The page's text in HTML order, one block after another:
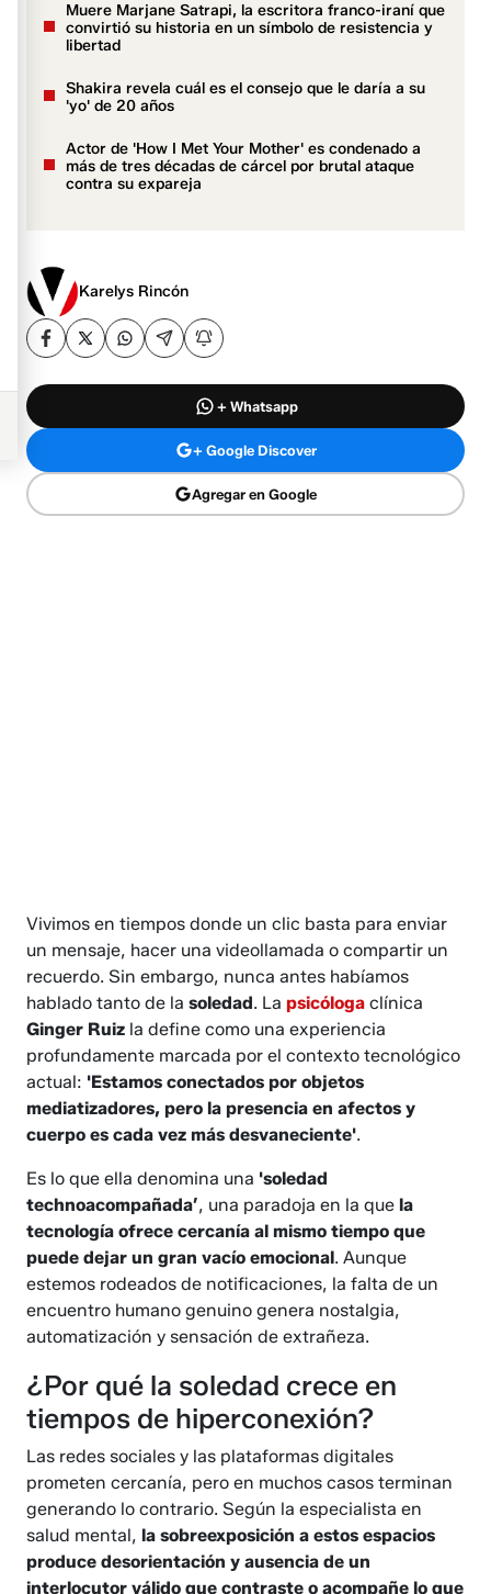
Muere Marjane Satrapi, la escritora franco-iraní que
convirtió su historia en un símbolo de resistencia y
libertad
Shakira revela cuál es el consejo que le daría a su
'yo' de 20 años
Actor de 'How I Met Your Mother' es condenado a
más de tres décadas de cárcel por brutal ataque
contra su expareja
Karelys Rincón
+ Whatsapp
+ Google Discover
Agregar en Google
Vivimos en tiempos donde un clic basta para enviar
un mensaje, hacer una videollamada o compartir un
recuerdo. Sin embargo, nunca antes habíamos
hablado tanto de lasoledad. Lapsicóloga clínica
Ginger Ruiz la define como una experiencia
profundamente marcada por el contexto tecnológico
actual: 'Estamos conectados por objetos
mediatizadores, pero la presencia en afectos y
cuerpo es cada vez más desvaneciente'.
Es lo que ella denomina una 'soledad
technoacompañada’, una paradoja en la que la
tecnología ofrece cercanía al mismo tiempo que
puede dejar un gran vacío emocional. Aunque
estemos rodeados de notificaciones, la falta de un
encuentro humano genuino genera nostalgia,
automatización y sensación de extrañeza.
¿Por qué la soledad crece en
tiempos de hiperconexión?
Las redes sociales y las plataformas digitales
prometen cercanía, pero en muchos casos terminan
generando lo contrario. Según la especialista en
salud mental, la sobreexposición a estos espacios
produce desorientación y ausencia de un
interlocutor válido que contraste o acompañe lo que